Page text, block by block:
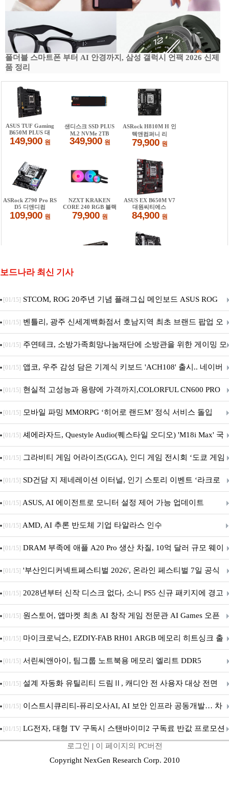
폴더블 스마트폰 부터 AI 안경까지, 삼성 갤럭시 언팩 2026 신제
품 정리
보드나라 최신 기사
[01/15] STCOM, ROG 20주년 기념 플래그십 메인보드 ASUS ROG
Crosshair X870E EDITION 20 국내 출시 예정
[01/15] 벤틀리, 광주 신세계백화점서 호남지역 최초 브랜드 팝업 오
픈
[01/15] 주연테크, 소방가족희망나눔재단에 소방관을 위한 게이밍 모
니터·스마트 펫 침대 기부
[01/15] 앱코, 우주 감성 담은 기계식 키보드 'ACH108' 출시.. 네이버
브랜드데이 기획전 진행
[01/15] 현실적 고성능과 용량에 가격까지,COLORFUL CN600 PRO
M.2 NVMe 디앤디컴 1TB
[01/15] 모바일 파밍 MMORPG ‘히어로 랜드M’ 정식 서비스 돌입
[01/15] 셰에라자드, Questyle Audio(퀘스타일 오디오) 'M18i Max' 국
내 정식 출시
[01/15] 그라비티 게임 어라이즈(GGA), 인디 게임 전시회 ‘도쿄 게임
던전 13’ 참가!
[01/15] SD건담 지 제네레이션 이터널, 인기 스토리 이벤트 ‘라크로
아의 용사’ 재개최 및 풍성한 기념 이벤트 실시!
[01/15] ASUS, AI 에이전트로 모니터 설정 제어 가능 업데이트
[01/15] AMD, AI 추론 반도체 기업 타알라스 인수
[01/15] DRAM 부족에 애플 A20 Pro 생산 차질, 10억 달러 규모 웨이
퍼 대기
[01/15] '부산인디커넥트페스티벌 2026', 온라인 페스티벌 7일 공식
개막... 22일간 진행
[01/15] 2028년부터 신작 디스크 없다, 소니 PS5 신규 패키지에 경고
문 추가
[01/15] 원스토어, 앱마켓 최초 AI 창작 게임 전문관 AI Games 오픈
[01/15] 마이크로닉스, EZDIY-FAB RH01 ARGB 메모리 히트싱크 출
시
[01/15] 서린씨앤아이, 팀그룹 노트북용 메모리 엘리트 DDR5
5600MHz 16GB 출시
[01/15] 설계 자동화 유틸리티 드림Ⅱ, 캐디안 전 사용자 대상 전면
무상 배포
[01/15] 이스트시큐리티-퓨리오사AI, AI 보안 인프라 공동개발… 차
세대 AI 보안 플랫폼 구축
[01/15] LG전자, 대형 TV 구독시 스탠바이미2 구독료 반값 프로모션
로그인 | 이 페이지의 PC버전
Copyright NexGen Research Corp. 2010